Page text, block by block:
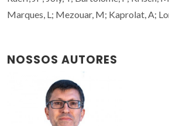
Marques, L; Mezouar, M; Kaprolat, A;
NOSSOS AUTORES